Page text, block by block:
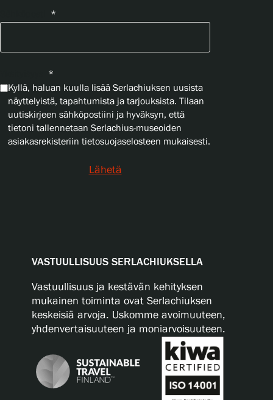
*
*
Kyllä, haluan kuulla lisää Serlachiuksen uusista
näyttelyistä, tapahtumista ja tarjouksista. Tilaan
uutiskirjeen sähköpostiini ja hyväksyn, että
tietoni tallennetaan Serlachius-museoiden
asiakasrekisteriin tietosuojaselosteen mukaisesti.
Lähetä
VASTUULLISUUS SERLACHIUKSELLA
Vastuullisuus ja kestävän kehityksen
mukainen toiminta ovat Serlachiuksen
keskeisiä arvoja. Uskomme avoimuuteen,
yhdenvertaisuuteen ja moniarvoisuuteen.